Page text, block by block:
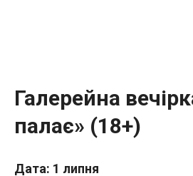
Галерейна
палає» (18+)
Дата: 1 липня